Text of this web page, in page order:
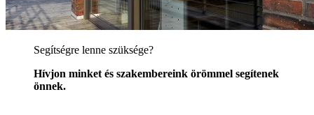
Segítségre lenne szüksége?
Hívjon minket és szakembereink örömmel segítenek
önnek.